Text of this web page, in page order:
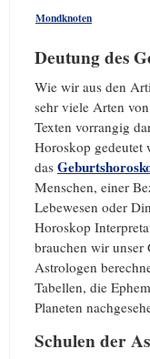
Mondknoten
Deutung des
Wie wir aus den
sehr viele Arten
Texten vorrangig
Horoskop gedeutet
das
Menschen, einer
Lebewesen oder
Horoskop
brauchen wir unser
Astrologen
Tabellen, die
Planeten
Schulen der